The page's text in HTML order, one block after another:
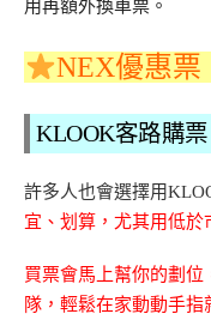
用再額外換車票。
NEX優惠票
KLOOK客路購票
許多人也會選擇用
宜、划算，尤其用低於
買票會馬上幫你的劃位
隊，輕鬆在家動動手指